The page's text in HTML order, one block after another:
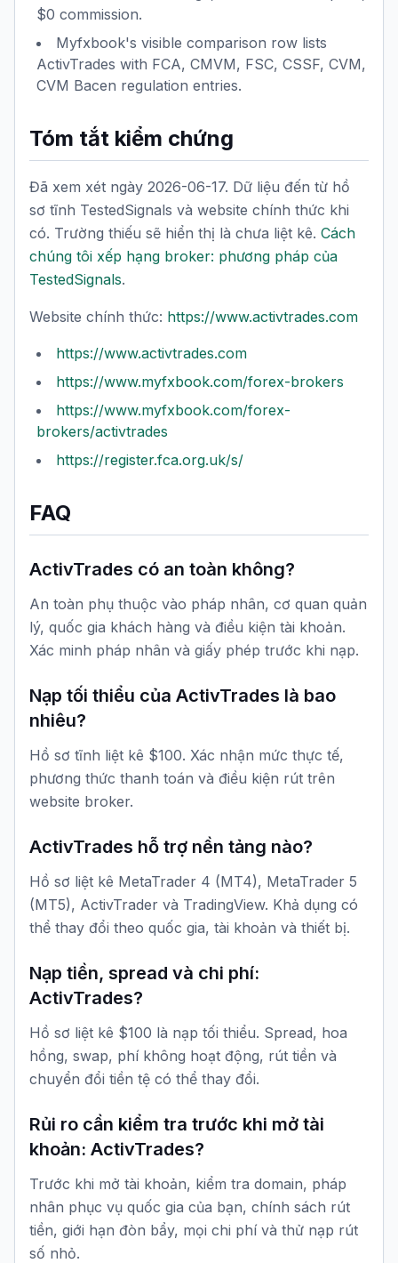
$0 commission.
Myfxbook's visible comparison row lists
ActivTrades with FCA, CMVM, FSC, CSSF, CVM,
CVM Bacen regulation entries.
Tóm tắt kiểm chứng
Đã xem xét ngày 2026-06-17. Dữ liệu đến từ hồ
sơ tĩnh TestedSignals và website chính thức khi
có. Trường thiếu sẽ hiển thị là chưa liệt kê. Cách
chúng tôi xếp hạng broker: phương pháp của
TestedSignals.
Website chính thức: https://www.activtrades.com
https://www.activtrades.com
https://www.myfxbook.com/forex-brokers
https://www.myfxbook.com/forex-
brokers/activtrades
https://register.fca.org.uk/s/
FAQ
ActivTrades có an toàn không?
An toàn phụ thuộc vào pháp nhân, cơ quan quản
lý, quốc gia khách hàng và điều kiện tài khoản.
Xác minh pháp nhân và giấy phép trước khi nạp.
Nạp tối thiểu của ActivTrades là bao
nhiêu?
Hồ sơ tĩnh liệt kê $100. Xác nhận mức thực tế,
phương thức thanh toán và điều kiện rút trên
website broker.
ActivTrades hỗ trợ nền tảng nào?
Hồ sơ liệt kê MetaTrader 4 (MT4), MetaTrader 5
(MT5), ActivTrader và TradingView. Khả dụng có
thể thay đổi theo quốc gia, tài khoản và thiết bị.
Nạp tiền, spread và chi phí:
ActivTrades?
Hồ sơ liệt kê $100 là nạp tối thiểu. Spread, hoa
hồng, swap, phí không hoạt động, rút tiền và
chuyển đổi tiền tệ có thể thay đổi.
Rủi ro cần kiểm tra trước khi mở tài
khoản: ActivTrades?
Trước khi mở tài khoản, kiểm tra domain, pháp
nhân phục vụ quốc gia của bạn, chính sách rút
tiền, giới hạn đòn bẩy, mọi chi phí và thử nạp rút
số nhỏ.